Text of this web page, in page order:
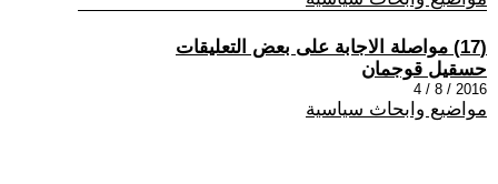
(17) مواصلة الاجابة على بعض التعليقات
حسقيل قوجمان
2016 / 8 / 4
مواضيع وابحاث سياسية